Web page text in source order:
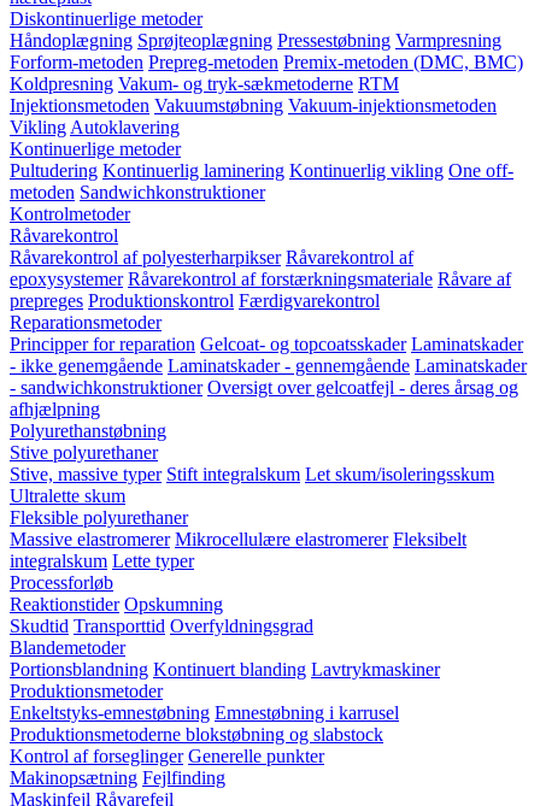
Diskontinuerlige metoder
Håndoplægning Sprøjteoplægning Pressestøbning Varmpresning
Forform-metoden Prepreg-metoden Premix-metoden (DMC, BMC)
Koldpresning Vakum- og tryk-sækmetoderne RTM
Injektionsmetoden Vakuumstøbning Vakuum-injektionsmetoden
Vikling Autoklavering
Kontinuerlige metoder
Pultudering Kontinuerlig laminering Kontinuerlig vikling One off-
metoden Sandwichkonstruktioner
Kontrolmetoder
Råvarekontrol
Råvarekontrol af polyesterharpikser Råvarekontrol af
epoxysystemer Råvarekontrol af forstærkningsmateriale Råvare af
prepreges Produktionskontrol Færdigvarekontrol
Reparationsmetoder
Principper for reparation Gelcoat- og topcoatsskader Laminatskader
- ikke genemgående Laminatskader - gennemgående Laminatskader
- sandwichkonstruktioner Oversigt over gelcoatfejl - deres årsag og
afhjælpning
Polyurethanstøbning
Stive polyurethaner
Stive, massive typer Stift integralskum Let skum/isoleringsskum
Ultralette skum
Fleksible polyurethaner
Massive elastromerer Mikrocellulære elastromerer Fleksibelt
integralskum Lette typer
Processforløb
Reaktionstider Opskumning
Skudtid Transporttid Overfyldningsgrad
Blandemetoder
Portionsblandning Kontinuert blanding Lavtrykmaskiner
Produktionsmetoder
Enkeltstyks-emnestøbning Emnestøbning i karrusel
Produktionsmetoderne blokstøbning og slabstock
Kontrol af forseglinger Generelle punkter
Makinopsætning Fejlfinding
Maskinfejl Råvarefejl